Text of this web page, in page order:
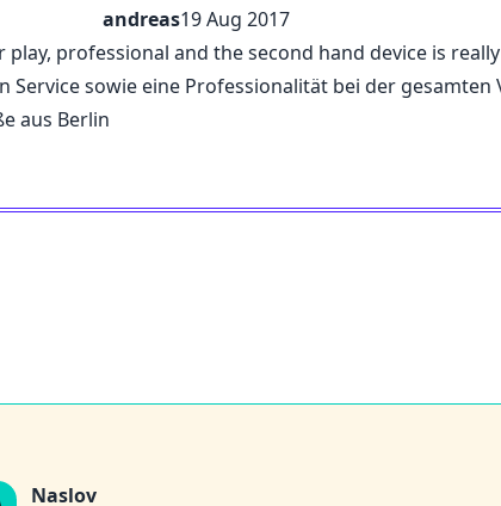
andreas19 Aug 2017
professional and the second hand device is
Service sowie eine Professionalität bei der
aus Berlin
Naslov